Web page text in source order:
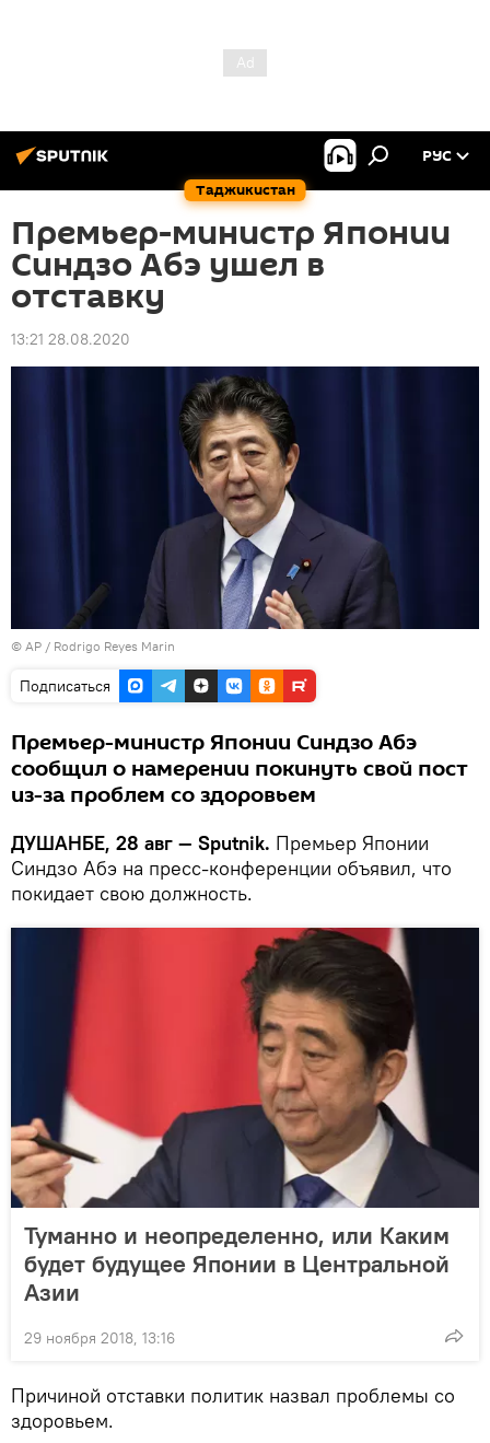
Таджикистан
РУС
Премьер-министр Японии
Синдзо Абэ ушел в
отставку
13:21 28.08.2020
© AP / Rodrigo Reyes Marin
Подписаться
Премьер-министр Японии Синдзо Абэ
сообщил о намерении покинуть свой пост
из-за проблем со здоровьем
ДУШАНБЕ, 28 авг — Sputnik. Премьер Японии
Синдзо Абэ на пресс-конференции объявил, что
покидает свою должность.
Туманно и неопределенно, или Каким
будет будущее Японии в Центральной
Азии
29 ноября 2018, 13:16
Причиной отставки политик назвал проблемы со
здоровьем.